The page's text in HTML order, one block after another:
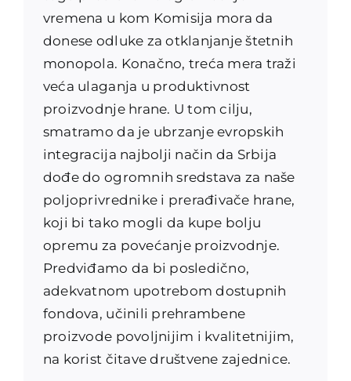
vremena u kom Komisija mora da
donese odluke za otklanjanje štetnih
monopola. Konačno, treća mera traži
veća ulaganja u produktivnost
proizvodnje hrane. U tom cilju,
smatramo da je ubrzanje evropskih
integracija najbolji način da Srbija
dođe do ogromnih sredstava za naše
poljoprivrednike i prerađivače hrane,
koji bi tako mogli da kupe bolju
opremu za povećanje proizvodnje.
Predviđamo da bi posledično,
adekvatnom upotrebom dostupnih
fondova, učinili prehrambene
proizvode povoljnijim i kvalitetnijim,
na korist čitave društvene zajednice.